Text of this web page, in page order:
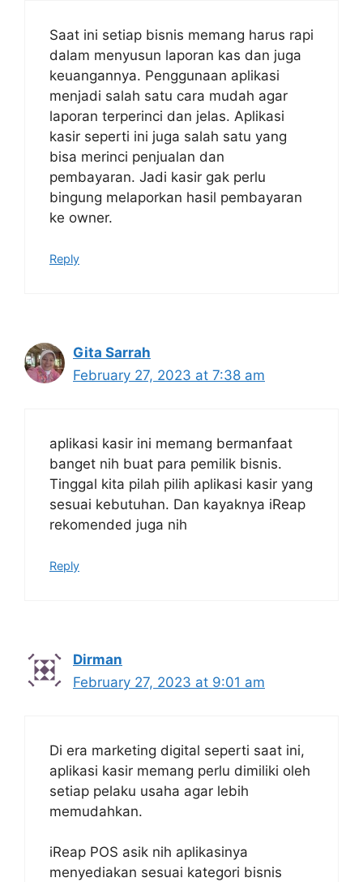
Saat ini setiap bisnis memang harus rapi
dalam menyusun laporan kas dan juga
keuangannya. Penggunaan aplikasi
menjadi salah satu cara mudah agar
laporan terperinci dan jelas. Aplikasi
kasir seperti ini juga salah satu yang
bisa merinci penjualan dan
pembayaran. Jadi kasir gak perlu
bingung melaporkan hasil pembayaran
ke owner.
Reply
Gita Sarrah
February 27, 2023 at 7:38 am
aplikasi kasir ini memang bermanfaat
banget nih buat para pemilik bisnis.
Tinggal kita pilah pilih aplikasi kasir yang
sesuai kebutuhan. Dan kayaknya iReap
rekomended juga nih
Reply
Dirman
February 27, 2023 at 9:01 am
Di era marketing digital seperti saat ini,
aplikasi kasir memang perlu dimiliki oleh
setiap pelaku usaha agar lebih
memudahkan.
iReap POS asik nih aplikasinya
menyediakan sesuai kategori bisnis